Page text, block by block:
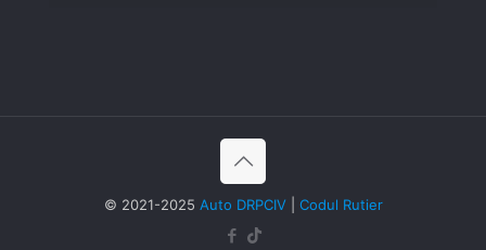
© 2021-2025 Auto DRPCIV| Codul Rutier